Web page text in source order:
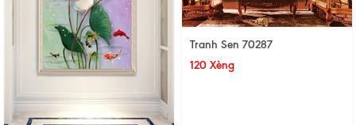
Tranh Sen 70287
120 Xèng